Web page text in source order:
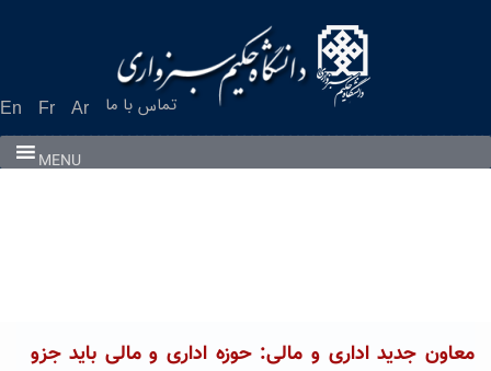
En Fr Ar تماس با ما
MENU
معاون جدید اداری و مالی: حوزه اداری و مالی باید جزو